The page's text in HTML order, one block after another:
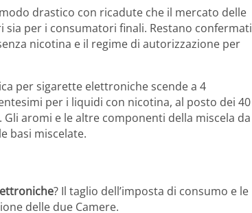
drastico con ricadute che il mercato delle
per i consumatori finali. Restano confermati
nicotina e il regime di autorizzazione per
per sigarette elettroniche scende a 4
per i liquidi con nicotina, al posto dei 40
aromi e le altre componenti della miscela da
basi miscelate.
? Il taglio dell’imposta di consumo e le
delle due Camere.